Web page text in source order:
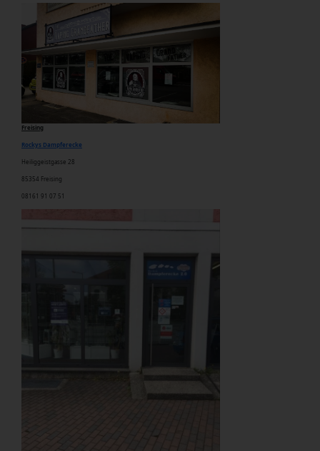
Freising
Rockys Dampferecke
Heiliggeistgasse 28
85354 Freising
08161 91 07 51